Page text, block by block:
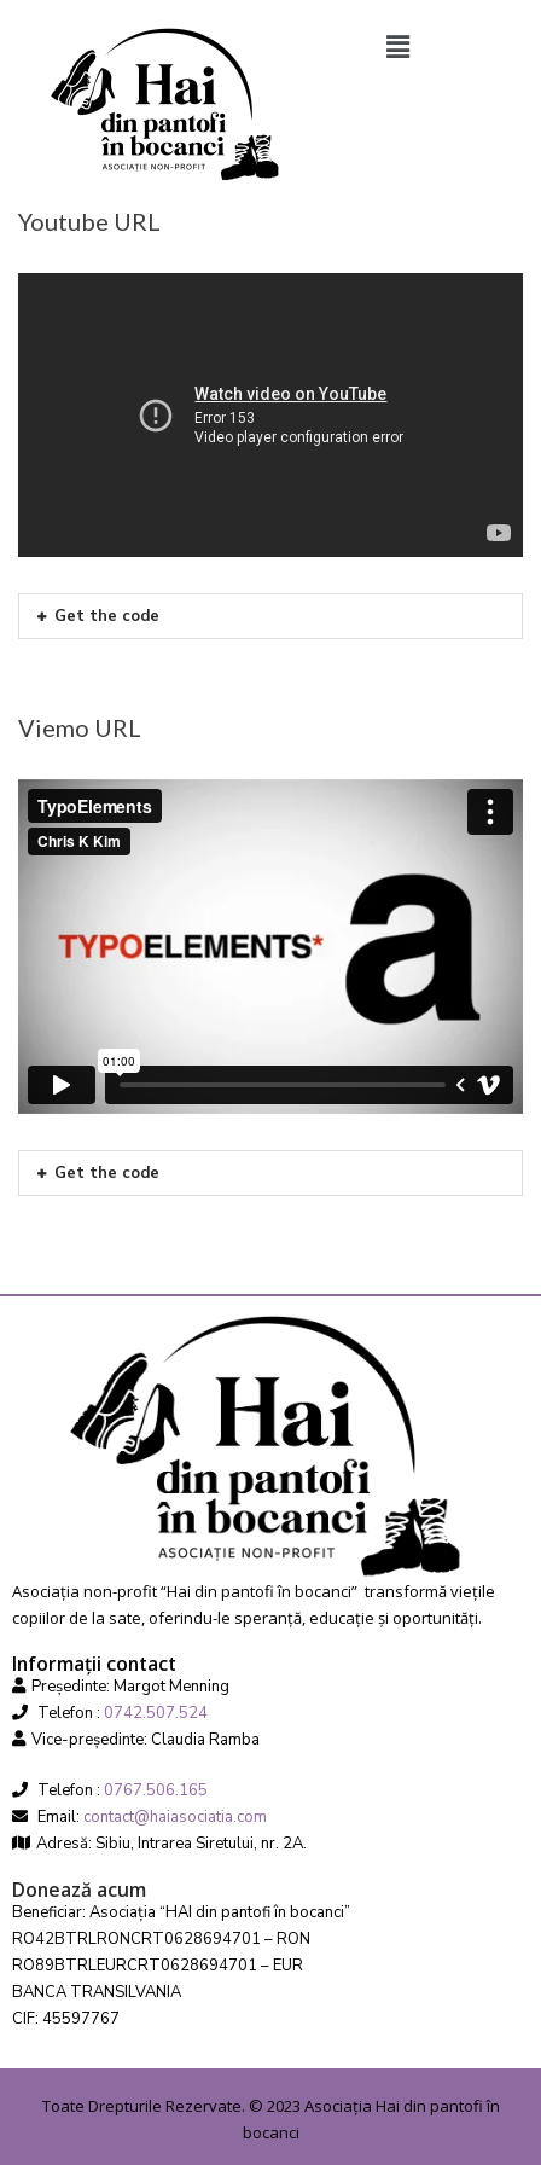
Youtube URL
Get the code
Viemo URL
Get the code
Asociația non-profit “Hai din pantofi în bocanci” transformă viețile
copiilor de la sate, oferindu-le speranță, educație și oportunități.
Informații contact
Președinte: Margot Menning
Telefon : 0742.507.524
Vice-președinte: Claudia Ramba
Telefon : 0767.506.165
Email: contact@haiasociatia.com
Adresă: Sibiu, Intrarea Siretului, nr. 2A.
Donează acum
Beneficiar: Asociația “HAI din pantofi în bocanci”
RO42BTRLRONCRT0628694701 – RON
RO89BTRLEURCRT0628694701 – EUR
BANCA TRANSILVANIA
CIF: 45597767
Toate Drepturile Rezervate. © 2023 Asociația Hai din pantofi în
bocanci